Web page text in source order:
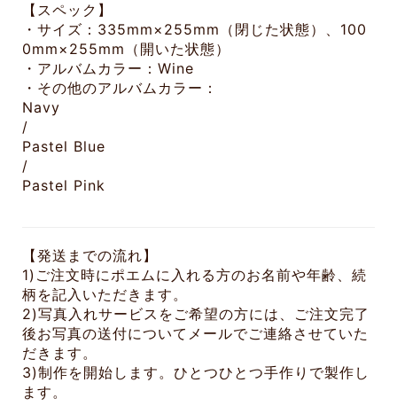
【スペック】
・サイズ：335mm×255mm（閉じた状態）、100
0mm×255mm（開いた状態）
・アルバムカラー：Wine
・その他のアルバムカラー：
Navy
/
Pastel Blue
/
Pastel Pink
【発送までの流れ】
1)ご注文時にポエムに入れる方のお名前や年齢、続
柄を記入いただきます。
2)写真入れサービスをご希望の方には、ご注文完了
後お写真の送付についてメールでご連絡させていた
だきます。
3)制作を開始します。ひとつひとつ手作りで製作し
ます。